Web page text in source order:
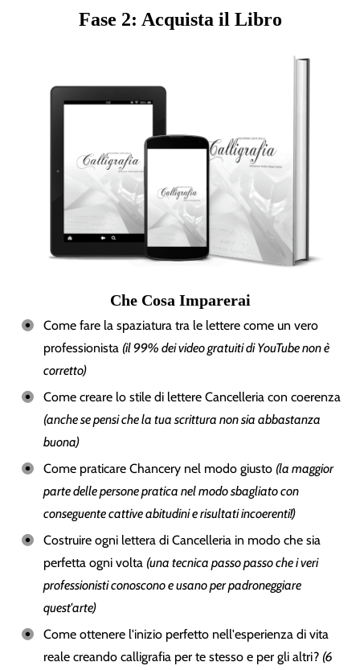
Fase 2: Acquista il Libro
Che Cosa Imparerai
Come fare la spaziatura tra le lettere come un vero
professionista (il 99% dei video gratuiti di YouTube non è
corretto)
Come creare lo stile di lettere Cancelleria con coerenza
(anche se pensi che la tua scrittura non sia abbastanza
buona)
Come praticare Chancery nel modo giusto (la maggior
parte delle persone pratica nel modo sbagliato con
conseguente cattive abitudini e risultati incoerenti!)
Costruire ogni lettera di Cancelleria in modo che sia
perfetta ogni volta (una tecnica passo passo che i veri
professionisti conoscono e usano per padroneggiare
quest'arte)
Come ottenere l'inizio perfetto nell'esperienza di vita
reale creando calligrafia per te stesso e per gli altri? (6